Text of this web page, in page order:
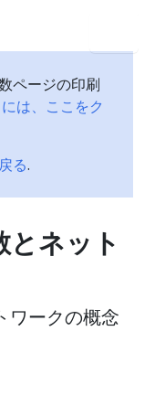
ページの印刷
は、ここをク
る.
ネット
ワークの概念